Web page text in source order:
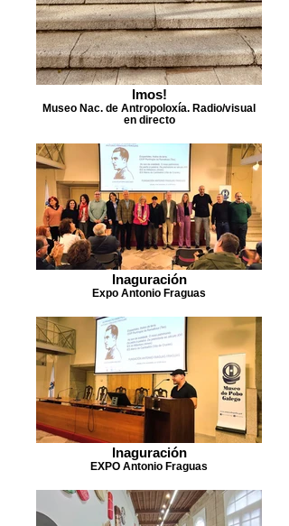
Imos!
Museo Nac. de Antropoloxía. Radio/visual
en directo
Inaguración
Expo Antonio Fraguas
Inaguración
EXPO Antonio Fraguas